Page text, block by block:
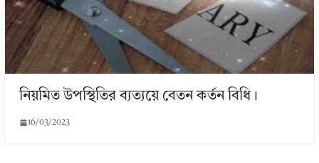
নিয়মিত উপস্থিতির ব্যত্যয়ে বেতন কর্তন বিধি।
16/03/2023